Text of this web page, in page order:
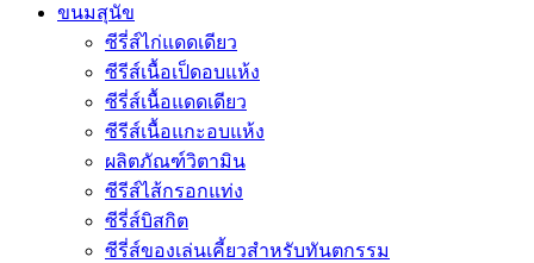
ขนมสุนัข
ซีรี่ส์ไก่แดดเดียว
ซีรีส์เนื้อเป็ดอบแห้ง
ซีรี่ส์เนื้อแดดเดียว
ซีรีส์เนื้อแกะอบแห้ง
ผลิตภัณฑ์วิตามิน
ซีรีส์ไส้กรอกแท่ง
ซีรี่ส์บิสกิต
ซีรี่ส์ของเล่นเคี้ยวสำหรับทันตกรรม